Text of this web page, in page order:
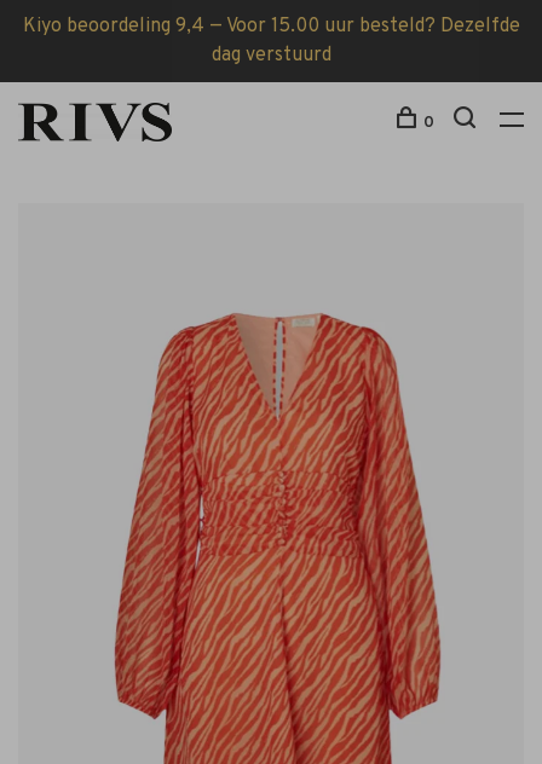
Kiyo beoordeling 9,4 — Voor 15.00 uur besteld? Dezelfde
dag verstuurd
0